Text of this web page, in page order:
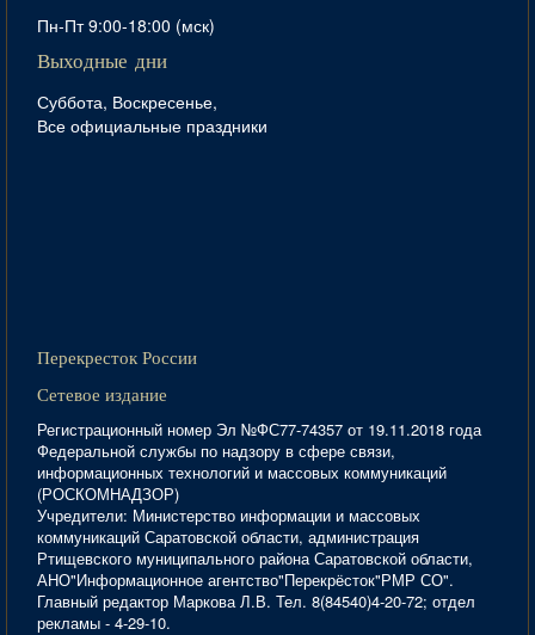
Пн-Пт 9:00-18:00 (мск)
Выходные дни
Суббота, Воскресенье,
Все официальные праздники
Перекресток России
Сетевое издание
Регистрационный номер Эл №ФС77-74357 от 19.11.2018 года
Федеральной службы по надзору в сфере связи,
информационных технологий и массовых коммуникаций
(РОСКОМНАДЗОР)
Учредители: Министерство информации и массовых
коммуникаций Саратовской области, администрация
Ртищевского муниципального района Саратовской области,
АНО"Информационное агентство"Перекрёсток"РМР СО".
Главный редактор Маркова Л.В. Тел. 8(84540)4-20-72; отдел
рекламы - 4-29-10.